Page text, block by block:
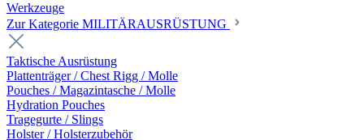
Werkzeuge
Zur Kategorie MILITÄRAUSRÜSTUNG
Taktische Ausrüstung
Plattenträger / Chest Rigg / Molle
Pouches / Magazintasche / Molle
Hydration Pouches
Tragegurte / Slings
Holster / Holsterzubehör